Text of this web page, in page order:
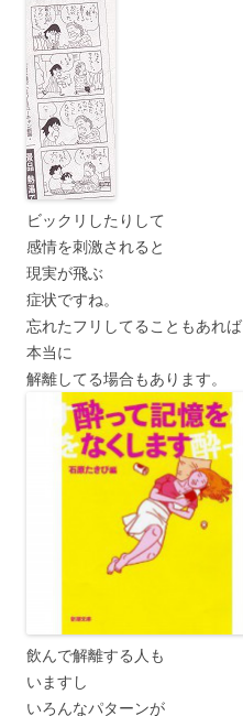
ビックリしたりして
感情を刺激されると
現実が飛ぶ
症状ですね。
忘れたフリしてることもあれば
本当に
解離してる場合もあります。
飲んで解離する人も
いますし
いろんなパターンが